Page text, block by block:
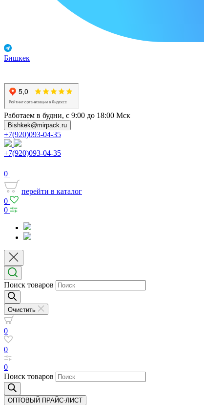
Бишкек
Работаем в будни, с 9:00 до 18:00 Мск
Bishkek@mirpack.ru
+7(920)093-04-35
+7(920)093-04-35
0
перейти в каталог
0
0
Поиск товаров
Очистить
0
0
0
Поиск товаров
ОПТОВЫЙ ПРАЙС-ЛИСТ